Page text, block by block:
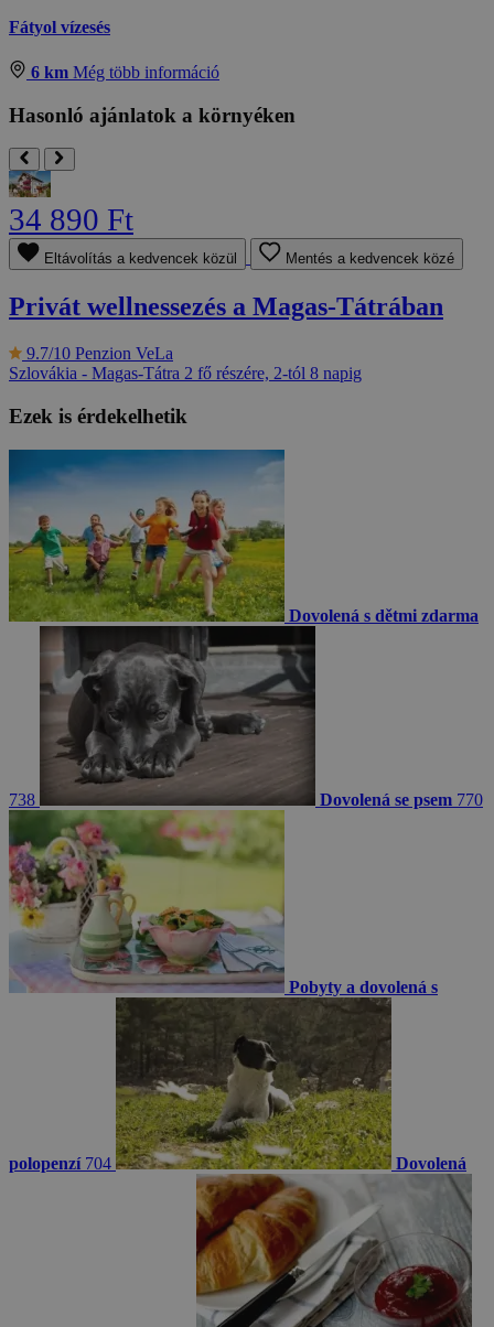
Fátyol vízesés
6 km Még több információ
Hasonló ajánlatok a környéken
34 890 Ft
Eltávolítás a kedvencek közül Mentés a kedvencek közé
Privát wellnessezés a Magas-Tátrában
9.7/10 Penzion VeLa
Szlovákia - Magas-Tátra 2 fő részére, 2-tól 8 napig
Ezek is érdekelhetik
Dovolená s dětmi zdarma
738 Dovolená se psem 770
Pobyty a dovolená s
polopenzí 704 Dovolená